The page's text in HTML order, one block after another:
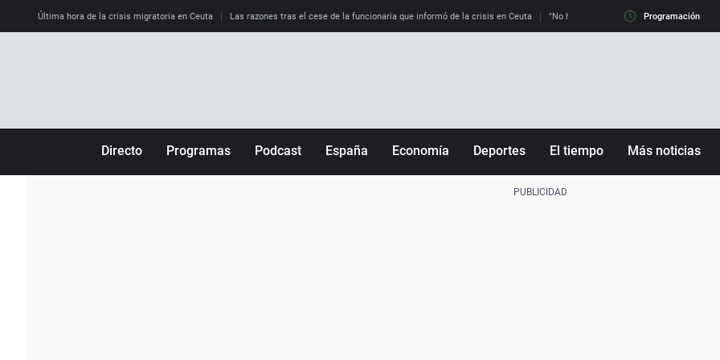
Última hora de la crisis migratoria en Ceuta Las razones tras el cese de la funcionaria que informó de la crisis en Ceuta "No hay mafias, que no nos engañen":
Programación
Directo Programas Podcast España Economía Deportes El tiempo Más noticias